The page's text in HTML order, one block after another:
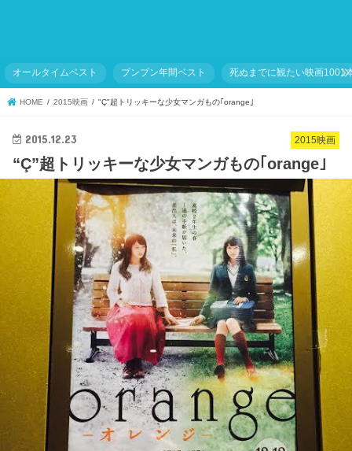
オールタイムベスト ブンブン年間ベスト 死ぬまでに観たい映画1001
HOME 2015映画 "Ç"超トリッキーな少女マンガもの｢orange｣
2015映画
2015.12.23
“Ç”超トリッキーな少女マンガもの｢orange｣